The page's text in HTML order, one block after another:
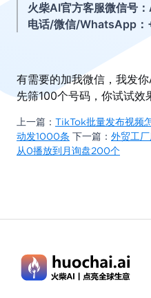
火柴AI官方客服微信号
电话/微信/WhatsApp
有需要的加我微信，我发
先筛100个号码，你试试效
上一篇： TikTok批量发布视频
动发1000条 下一篇： 外贸工
从0播放到月询盘200个